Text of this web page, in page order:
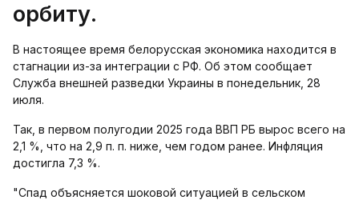
орбиту.
В настоящее время белорусская экономика находится в
стагнации из-за интеграции с РФ. Об этом сообщает
Служба внешней разведки Украины в понедельник, 28
июля.
Так, в первом полугодии 2025 года ВВП РБ вырос всего на
2,1 %, что на 2,9 п. п. ниже, чем годом ранее. Инфляция
достигла 7,3 %.
"Спад объясняется шоковой ситуацией в сельском